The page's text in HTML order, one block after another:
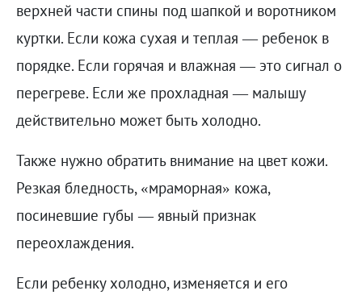
верхней части спины под шапкой и воротником
куртки. Если кожа сухая и теплая — ребенок в
порядке. Если горячая и влажная — это сигнал о
перегреве. Если же прохладная — малышу
действительно может быть холодно.
Также нужно обратить внимание на цвет кожи.
Резкая бледность, «мраморная» кожа,
посиневшие губы — явный признак
переохлаждения.
Если ребенку холодно, изменяется и его